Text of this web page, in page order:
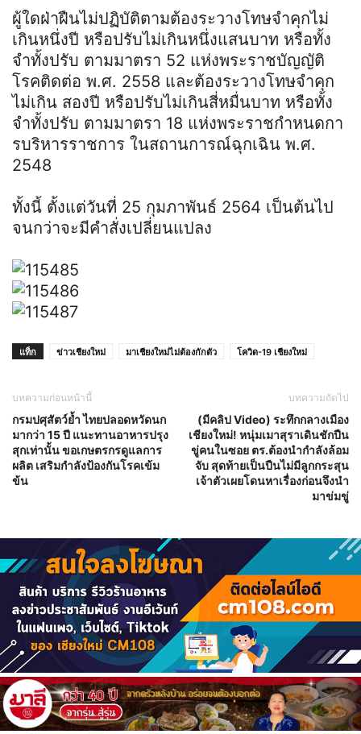
ผู้ใดฝ่าฝืนไม่ปฏิบัติตามต้องระวางโทษจําคุกไม่
เกินหนึ่งปี หรือปรับไม่เกินหนึ่งแสนบาท หรือทั้ง
จําทั้งปรับ ตามมาตรา 52 แห่งพระราชบัญญัติ
โรคติดต่อ พ.ศ. 2558 และต้องระวางโทษจําคุก
ไม่เกิน สองปี หรือปรับไม่เกินสี่หมื่นบาท หรือทั้ง
จําทั้งปรับ ตามมาตรา 18 แห่งพระราชกําหนดกา
รบริหารราชการ ในสถานการณ์ฉุกเฉิน พ.ศ.
2548
ทั้งนี้ ตั้งแต่วันที่ 25 กุมภาพันธ์ 2564 เป็นต้นไป
จนกว่าจะมีคําสั่งเปลี่ยนแปลง
แท็ก ข่าวเชียงใหม่ มาเชียงใหม่ไม่ต้องกักตัว โควิด-19 เชียงใหม่
บทความก่อนหน้านี้
กรมปศุสัตว์ย้ำ ไทยปลอดหวัดนก
มากว่า 15 ปี แนะทานอาหารปรุง
สุกเท่านั้น ขอเกษตรกรดูแลการ
ผลิต เสริมกำลังป้องกันโรคเข้ม
ข้น
บทความถัดไป
(มีคลิป Video) ระทึกกลางเมือง
เชียงใหม่! หนุ่มเมาสุราเดินชักปืน
ขู่คนในซอย ตร.ต้องนำกำลังล้อม
จับ สุดท้ายเป็นปืนไม่มีลูกกระสุน
เจ้าตัวเผยโดนหาเรื่องก่อนจึงนำ
มาข่มขู่